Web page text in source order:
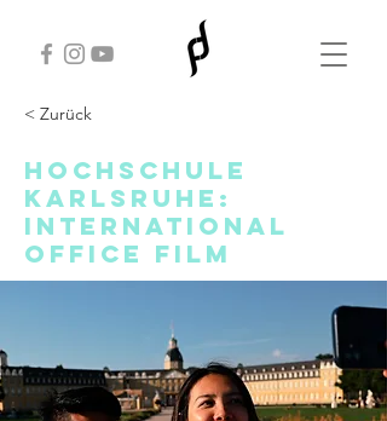
< Zurück
Hochschule
Karlsruhe:
International
Office Film